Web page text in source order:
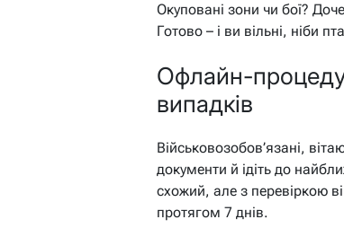
Окуповані зони чи бої?
Готово – і ви вільні, ніби
Офлайн-
випадків
Військовозобов’язані,
документи й ідіть до
схожий, але з перевіркою
протягом 7 днів.